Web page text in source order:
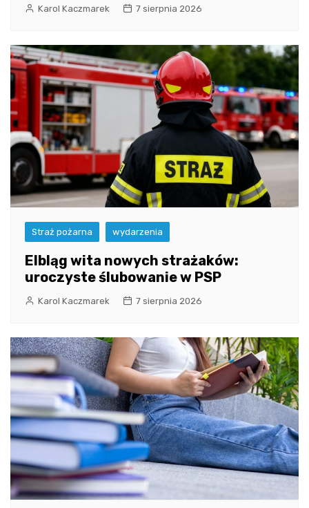
Karol Kaczmarek 7 sierpnia 2026
Straż pożarna wydarzenia
Elbląg wita nowych strażaków:
uroczyste ślubowanie w PSP
Karol Kaczmarek 7 sierpnia 2026